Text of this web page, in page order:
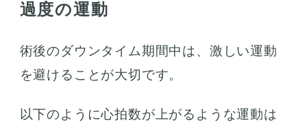
過度の運動
術後のダウンタイム期間中は、激しい運動
を避けることが大切です。
以下のように心拍数が上がるような運動は